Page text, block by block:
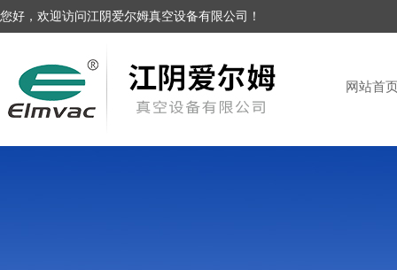
您好，欢迎访问江阴爱尔姆真空设备有限公司！
网站首